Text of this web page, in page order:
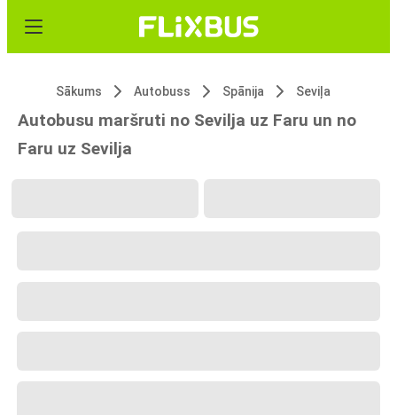
Sākums Autobuss Spānija Seviļa
Autobusu maršruti no Sevilja uz Faru un no
Faru uz Sevilja